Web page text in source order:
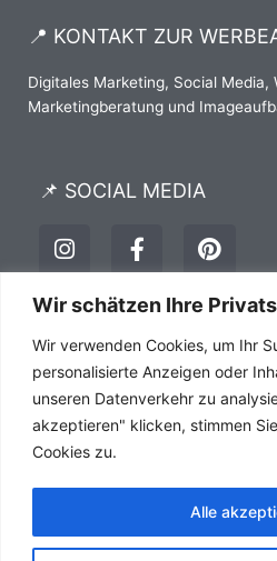
Wir schätzen Ihre
Wir verwenden Cookies, um Ihr
personalisierte Anzeigen oder
unseren Datenverkehr zu
akzeptieren" klicken, stimmen
Cookies zu.
Alle
📍 KONTAKT ZUR
Digitales Marketing, Social Media,
Marketingberatung und
📌 SOCIAL MEDIA
I
n
s
t
g
r
a
m
F
a
c
e
o
o
k
-
P
i
n
t
r
e
s
t